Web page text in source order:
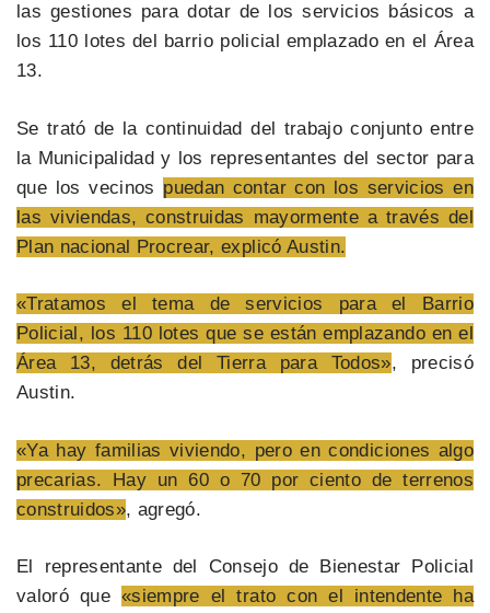
las gestiones para dotar de los servicios básicos a
los 110 lotes del barrio policial emplazado en el Área
13.
Se trató de la continuidad del trabajo conjunto entre
la Municipalidad y los representantes del sector para
que los vecinos puedan contar con los servicios en
las viviendas, construidas mayormente a través del
Plan nacional Procrear, explicó Austin.
«Tratamos el tema de servicios para el Barrio
Policial, los 110 lotes que se están emplazando en el
Área 13, detrás del Tierra para Todos», precisó
Austin.
«Ya hay familias viviendo, pero en condiciones algo
precarias. Hay un 60 o 70 por ciento de terrenos
construidos», agregó.
El representante del Consejo de Bienestar Policial
valoró que«siempre el trato con el intendente ha